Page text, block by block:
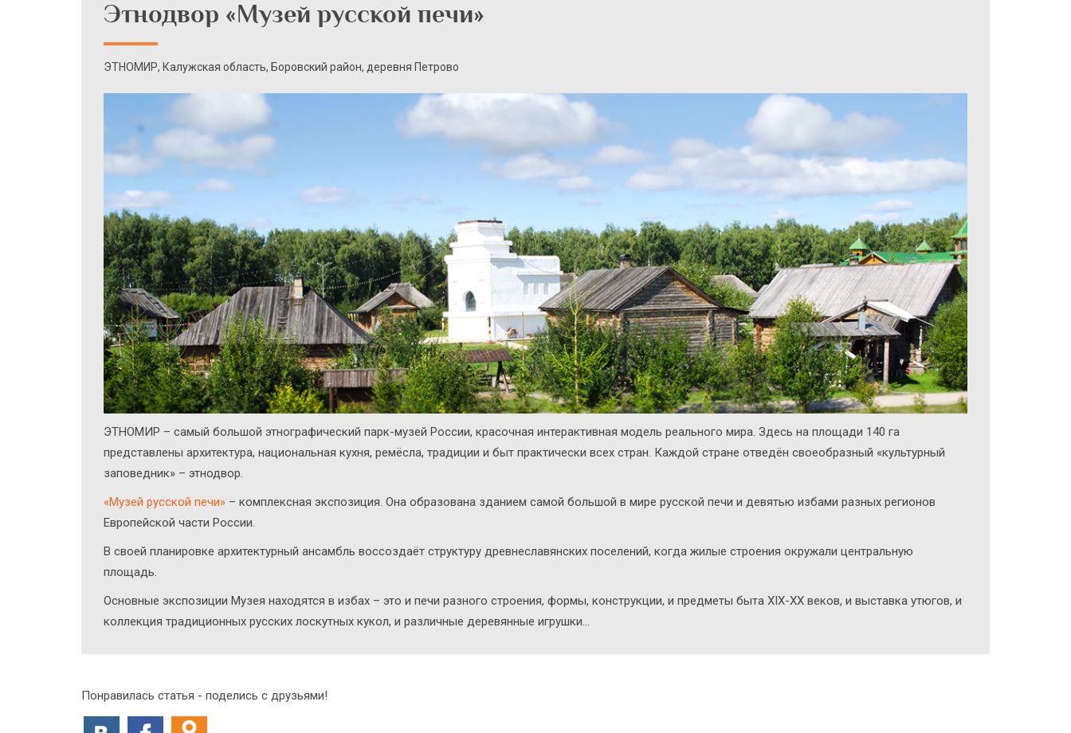
Этнодвор «Музей русской печи»
ЭТНОМИР, Калужская область, Боровский район, деревня Петрово
ЭТНОМИР – самый большой этнографический парк-музей России, красочная интерактивная модель реального мира. Здесь на площади 140 га
представлены архитектура, национальная кухня, ремёсла, традиции и быт практически всех стран. Каждой стране отведён своеобразный «культурный
заповедник» – этнодвор.
«Музей русской печи» – комплексная экспозиция. Она образована зданием самой большой в мире русской печи и девятью избами разных регионов
Европейской части России.
В своей планировке архитектурный ансамбль воссоздаёт структуру древнеславянских поселений, когда жилые строения окружали центральную
площадь.
Основные экспозиции Музея находятся в избах – это и печи разного строения, формы, конструкции, и предметы быта XIX-XX веков, и выставка утюгов, и
коллекция традиционных русских лоскутных кукол, и различные деревянные игрушки...
Понравилась статья - поделись с друзьями!